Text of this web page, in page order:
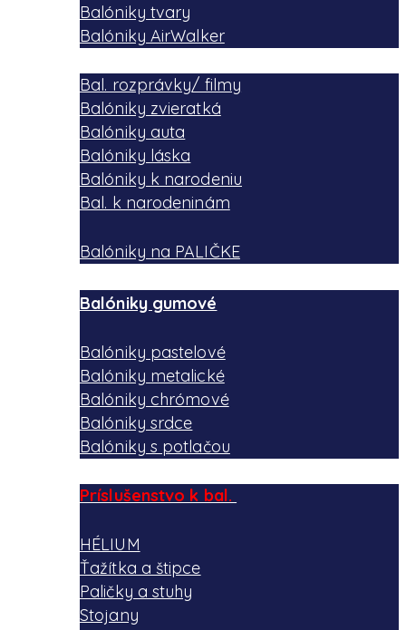
Balóniky tvary
Balóniky AirWalker
Bal. rozprávky/ filmy
Balóniky zvieratká
Balóniky auta
Balóniky láska
Balóniky k narodeniu
Bal. k narodeninám
Balóniky na PALIČKE
Balóniky gumové
Balóniky pastelové
Balóniky metalické
Balóniky chrómové
Balóniky srdce
Balóniky s potlačou
Príslušenstvo k bal.
HÉLIUM
Ťažítka a štipce
Paličky a stuhy
Stojany